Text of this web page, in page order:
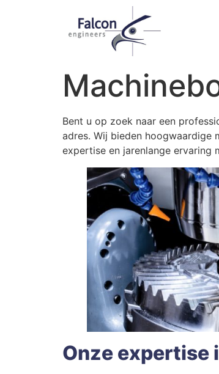
Bent u op zoek naar een
adres. Wij bieden hoogwaardige
expertise en jarenlange ervaring
Onze expertise